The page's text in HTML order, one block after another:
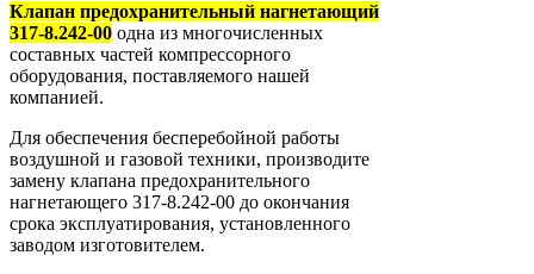
Клапан предохранительный нагнетающий
317-8.242-00 одна из многочисленных
составных частей компрессорного
оборудования, поставляемого нашей
компанией.
Для обеспечения бесперебойной работы
воздушной и газовой техники, производите
замену клапана предохранительного
нагнетающего 317-8.242-00 до окончания
срока эксплуатирования, установленного
заводом изготовителем.